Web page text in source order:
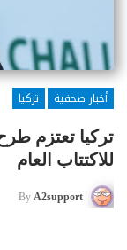
أخبار صحفية
تركيا
تركيا تعتزم
للاكتتاب العام
By A2support